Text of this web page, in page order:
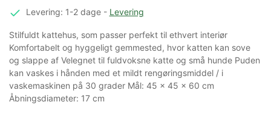
Levering: 1-2 dage- Levering
Stilfuldt kattehus, som passer perfekt til ethvert interiør
Komfortabelt og hyggeligt gemmested, hvor katten kan sove
og slappe af Velegnet til fuldvoksne katte og små hunde Puden
kan vaskes i hånden med et mildt rengøringsmiddel / i
vaskemaskinen på 30 grader Mål: 45 x 45 x 60 cm
Åbningsdiameter: 17 cm